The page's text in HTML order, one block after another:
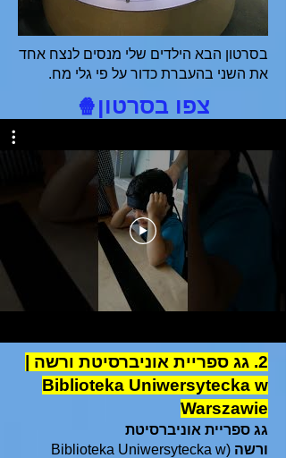
בסרטון הבא הילדים שלי מנסים לנצח אחד
את השני בהעברת כדור על פי גלי מח.
צפו בסרטון🍿
2. גג ספריית אוניברסיטת ורשה |
Biblioteka Uniwersytecka w
Warszawie
גג ספריית אוניברסיטת
ורשה (Biblioteka Uniwersytecka w